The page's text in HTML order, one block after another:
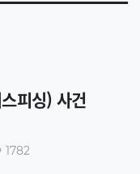
피싱) 사건
1782